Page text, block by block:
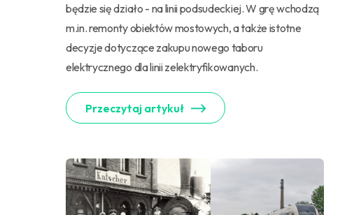
będzie się działo - na linii podsudeckiej. W grę wchodzą
m.in. remonty obiektów mostowych, a także istotne
decyzje dotyczące zakupu nowego taboru
elektrycznego dla linii zelektryfikowanych.
Przeczytaj artykuł